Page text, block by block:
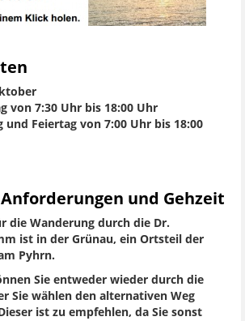
von 7:30 Uhr bis 18:00 Uhr
und Feiertag von 7:00 Uhr bis 18:00
und Gehzeit
die Wanderung durch die Dr.
ist in der Grünau, ein Ortsteil der
Pyhrn.
Sie entweder wieder durch die
Sie wählen den alternativen Weg
ist zu empfehlen, da Sie sonst